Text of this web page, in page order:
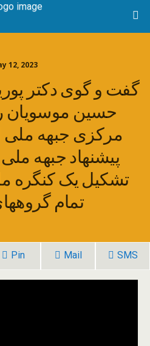
12, 2023
گفت و گوی دکتر
حسین
مرکزی جبهه ملی
پیشنهاد جبهه ملی
تشکیل یک کنگره
تمام
Pin Mail SMS